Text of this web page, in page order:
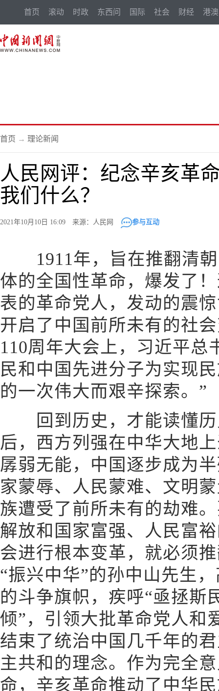
首页 滚动 时政 东西问 国际 社会 财经 港澳
首页 → 理论新闻
人民网评：纪念辛亥革
我们什么？
2021年10月10日 16:09 来源：人民网 参与互动
1911年，旨在推翻清朝
体的全国性革命，爆发了
表的革命党人，发动的震
开启了中国前所未有的社
110周年大会上，习近平总
民和中国先进分子为实现
的一次伟大而艰辛探索。”
回到历史，才能读懂历
后，西方列强在中华大地
孱弱无能，中国逐步成为
家蒙辱、人民蒙难、文明
族遭受了前所未有的劫难
解放和国家富强、人民富
会进行根本变革，就必须
“振兴中华”的孙中山先生
的斗争旗帜，疾呼“亟拯斯
倾”，引领大批革命党人和
结束了统治中国几千年的
主共和的理念。作为完全
命，辛亥革命推动了中华